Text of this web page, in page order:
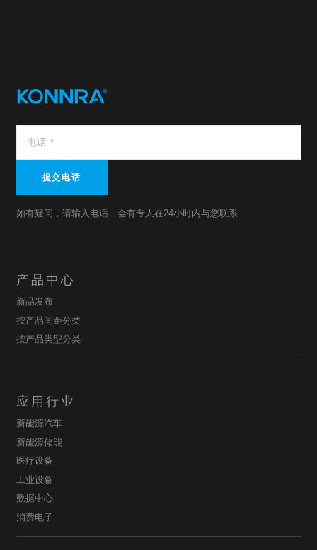
提交电话
如有疑问，请输入电话，会有专人在24小时内与您联系
产品中心
新品发布
按产品间距分类
按产品类型分类
应用行业
新能源汽车
新能源储能
医疗设备
工业设备
数据中心
消费电子